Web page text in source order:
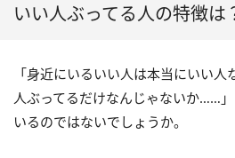
（6）陰口を言いがち
（8）周囲に同調しがち
（9）気持ちが張り詰めている
（4）プライベートでの付き合いは控
える
いい人ぶってる人の特徴は
「身近にいるいい人は本当にいい
人ぶってるだけなんじゃないか……
いるのではないでしょうか。